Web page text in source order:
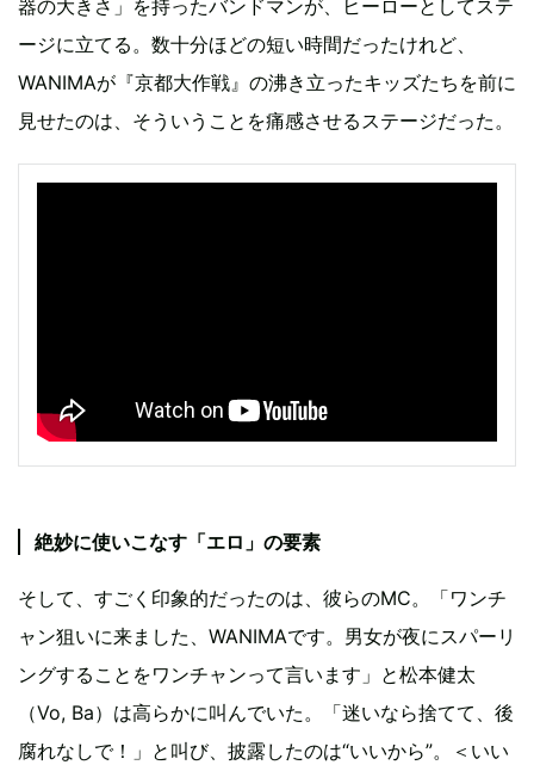
器の大きさ」を持ったバンドマンが、ヒーローとしてステ
ージに立てる。数十分ほどの短い時間だったけれど、
WANIMAが『京都大作戦』の沸き立ったキッズたちを前に
見せたのは、そういうことを痛感させるステージだった。
絶妙に使いこなす「エロ」の要素
そして、すごく印象的だったのは、彼らのMC。「ワンチ
ャン狙いに来ました、WANIMAです。男女が夜にスパーリ
ングすることをワンチャンって言います」と松本健太
（Vo, Ba）は高らかに叫んでいた。「迷いなら捨てて、後
腐れなしで！」と叫び、披露したのは“いいから”。＜いい